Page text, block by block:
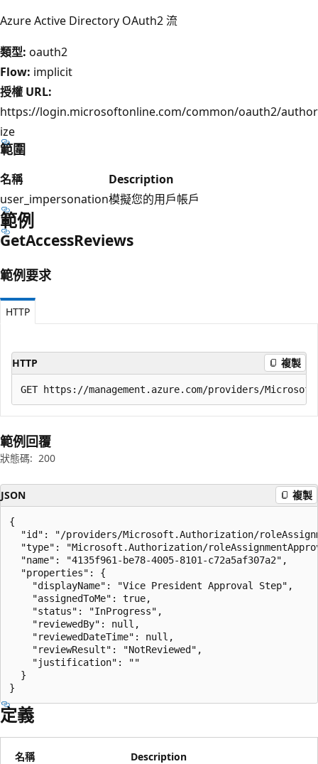
Azure Active Directory OAuth2 流
類型: oauth2
Flow: implicit
授權 URL:
https://login.microsoftonline.com/common/oauth2/author
ize
範圍
名稱
Description
user_impersonation模擬您的用戶帳戶
範例
GetAccessReviews
範例要求
HTTP
HTTP 複製
範例回覆
狀態碼: 200
JSON 複製
{
"id": "/providers/Microsoft.Authorization/
"type": "Microsoft.Authorization/
  "name": "4135f961-be78-4005-8101-c72a5af307a2",
  "properties": {
    "displayName": "Vice President Approval Step",
    "assignedToMe": true,
    "status": "InProgress",
    "reviewedBy": null,
    "reviewedDateTime": null,
    "reviewResult": "NotReviewed",
    "justification": ""
  }
}
定義
名稱 Description